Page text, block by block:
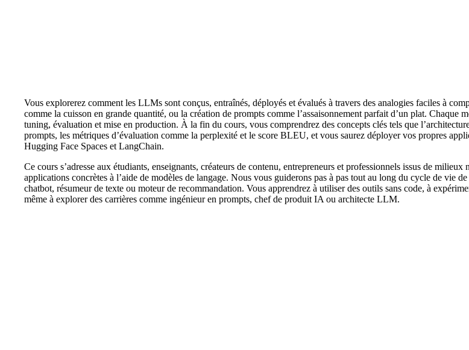
Vous explorerez comment les LLMs sont conçus, entraînés, déployés et évalués à travers des analogies faciles à
comme la cuisson en grande quantité, ou la création de prompts comme l’assaisonnement parfait d’un plat.
tuning, évaluation et mise en production. À la fin du cours, vous comprendrez des concepts clés tels que
prompts, les métriques d’évaluation comme la perplexité et le score BLEU, et vous saurez déployer vos propres
Hugging Face Spaces et LangChain.
Ce cours s’adresse aux étudiants, enseignants, créateurs de contenu, entrepreneurs et professionnels issus de
applications concrètes à l’aide de modèles de langage. Nous vous guiderons pas à pas tout au long du cycle de vie
chatbot, résumeur de texte ou moteur de recommandation. Vous apprendrez à utiliser des outils sans code, à
même à explorer des carrières comme ingénieur en prompts, chef de produit IA ou architecte LLM.